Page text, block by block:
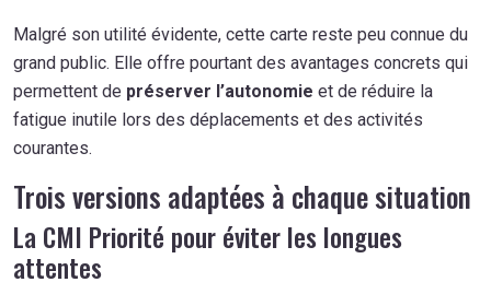
Malgré son utilité évidente, cette carte reste peu connue du
grand public. Elle offre pourtant des avantages concrets qui
permettent de préserver l’autonomie et de réduire la
fatigue inutile lors des déplacements et des activités
courantes.
Trois versions adaptées à chaque situation
La CMI Priorité pour éviter les longues
attentes